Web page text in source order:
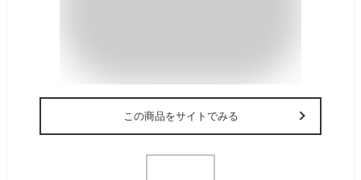
この商品をサイトでみる